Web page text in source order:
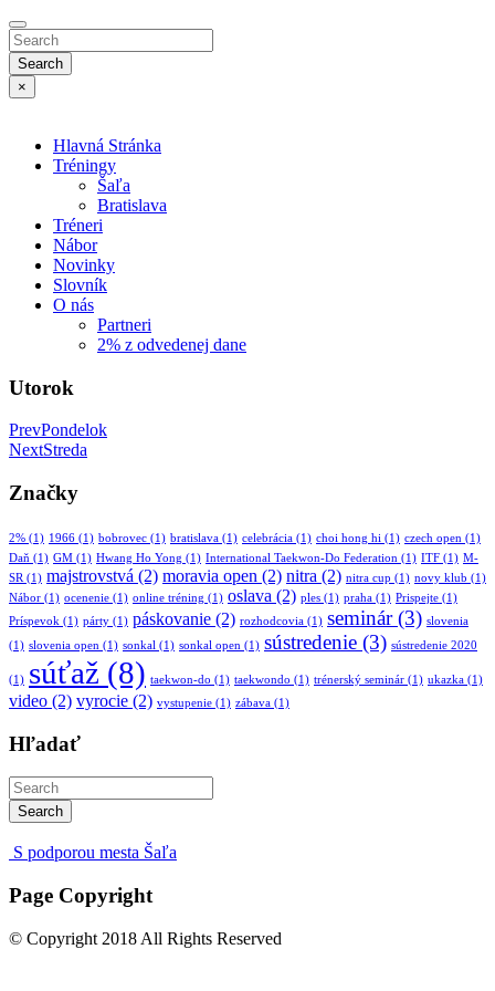
Search
×
Hlavná Stránka
Tréningy
Šaľa
Bratislava
Tréneri
Nábor
Novinky
Slovník
O nás
Partneri
2% z odvedenej dane
Utorok
PrevPondelok
NextStreda
Značky
2% (1) 1966 (1) bobrovec (1) bratislava (1) celebrácia (1) choi hong hi (1) czech open (1)
Daň (1) GM (1) Hwang Ho Yong (1) International Taekwon-Do Federation (1) ITF (1) M-
SR (1) majstrovstvá (2) moravia open (2) nitra (2) nitra cup (1) novy klub (1)
Nábor (1) ocenenie (1) online tréning (1) oslava (2) ples (1) praha (1) Prispejte (1)
Príspevok (1) párty (1) páskovanie (2) rozhodcovia (1) seminár(3) slovenia
(1) slovenia open (1) sonkal (1) sonkal open (1) sústredenie (3) sústredenie 2020
(1) súťaž (8) taekwon-do (1) taekwondo (1) trénerský seminár (1) ukazka (1)
video (2) vyrocie (2) vystupenie (1) zábava (1)
Hľadať
Search
S podporou mesta Šaľa
Page Copyright
© Copyright 2018 All Rights Reserved